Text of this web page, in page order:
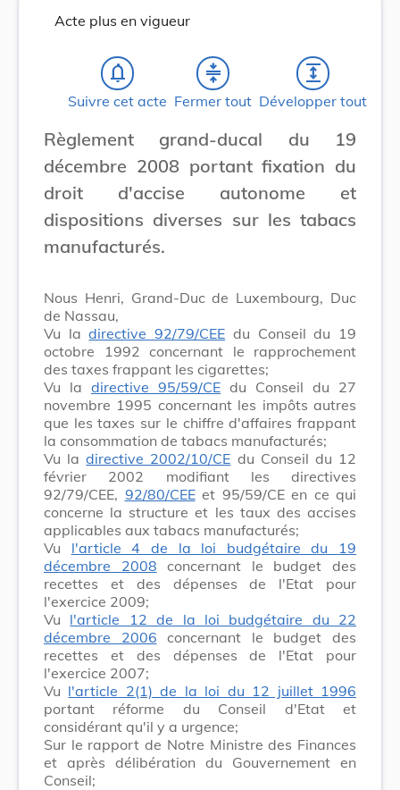
Acte plus en vigueur
notifications_none
Suivre cet acte
compress
Fermer tout
expand
Développer tout
Règlement grand-ducal du 19
décembre 2008 portant fixation du
droit d'accise autonome et
dispositions diverses sur les tabacs
manufacturés.
Nous Henri, Grand-Duc de Luxembourg, Duc
de Nassau,
Vu ladirective 92/79/CEE du Conseil du 19
octobre 1992 concernant le rapprochement
des taxes frappant les cigarettes;
Vu la directive 95/59/CE du Conseil du 27
novembre 1995 concernant les impôts autres
que les taxes sur le chiffre d'affaires frappant
la consommation de tabacs manufacturés;
Vu ladirective 2002/10/CE du Conseil du 12
février 2002 modifiant les directives
92/79/CEE, 92/80/CEEet 95/59/CE en ce qui
concerne la structure et les taux des accises
applicables aux tabacs manufacturés;
Vu l'article 4 de la loi budgétaire du 19
décembre 2008 concernant le budget des
recettes et des dépenses de l'Etat pour
l'exercice 2009;
Vu l'article 12 de la loi budgétaire du 22
décembre 2006 concernant le budget des
recettes et des dépenses de l'Etat pour
l'exercice 2007;
Vu l'article 2(1) de la loi du 12 juillet 1996
portant réforme du Conseil d'Etat et
considérant qu'il y a urgence;
Sur le rapport de Notre Ministre des Finances
et après délibération du Gouvernement en
Conseil;